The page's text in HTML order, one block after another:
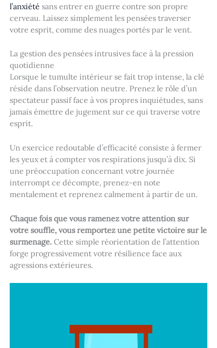
l’anxiété sans entrer en guerre contre son propre
cerveau. Laissez simplement les pensées traverser
votre esprit, comme des nuages portés par le vent.
La gestion des pensées intrusives face à la pression
quotidienne
Lorsque le tumulte intérieur se fait trop intense, la clé
réside dans l’observation neutre. Prenez le rôle d’un
spectateur passif face à vos propres inquiétudes, sans
jamais émettre de jugement sur ce qui traverse votre
esprit.
Un exercice redoutable d’efficacité consiste à fermer
les yeux et à compter vos respirations jusqu’à dix. Si
une préoccupation concernant votre journée
interrompt ce décompte, prenez-en note
mentalement et reprenez calmement à partir de un.
Chaque fois que vous ramenez votre attention sur
votre souffle, vous remportez une petite victoire sur le
surmenage. Cette simple réorientation de l’attention
forge progressivement votre résilience face aux
agressions extérieures.